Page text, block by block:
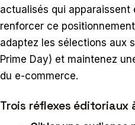
actualisés qui apparaissent
renforcer ce
adaptez les sélections aux
Prime Day) et maintenez
du e-commerce.
Trois réflexes éditoriaux